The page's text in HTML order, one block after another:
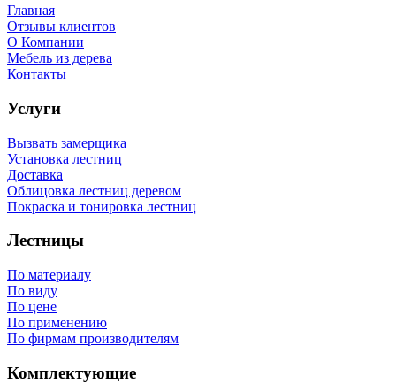
Главная
Отзывы клиентов
О Компании
Мебель из дерева
Контакты
Услуги
Вызвать замерщика
Установка лестниц
Доставка
Облицовка лестниц деревом
Покраска и тонировка лестниц
Лестницы
По материалу
По виду
По цене
По применению
По фирмам производителям
Комплектующие